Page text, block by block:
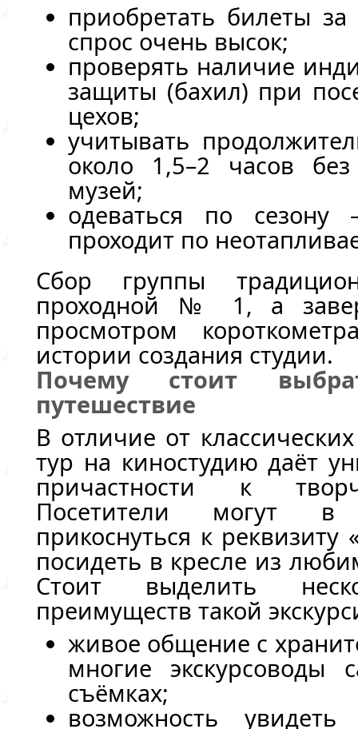
приобретать билеты
спрос очень высок;
проверять наличие
защиты (бахил) при
цехов;
учитывать
около 1,5–2 часов
музей;
одеваться по
проходит по
Сбор группы
проходной № 1, а
просмотром
истории создания студии.
Почему стоит
путешествие
В отличие от
тур на киностудию даёт
причастности к
Посетители могут
прикоснуться к
посидеть в кресле из
Стоит выделить
преимуществ такой
живое общение с
многие экскурсоводы
съёмках;
возможность